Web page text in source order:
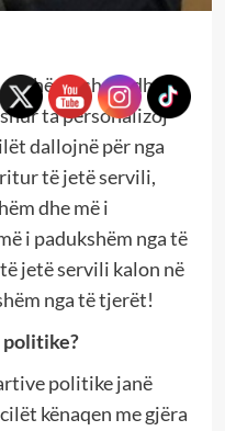
dhe
ta personalizoj
dallojnë për nga
të jetë servili,
dhe më i
i padukshëm nga të
jetë servili kalon në
nga të tjerët!
politike janë
kënaqen me gjëra